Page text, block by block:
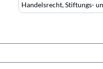
Handelsrecht,Stiftungs-